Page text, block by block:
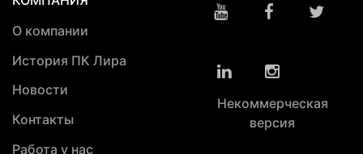
О компании
История ПК Лира
Новости
Контакты
Работа у нас
Некоммерческая
версия